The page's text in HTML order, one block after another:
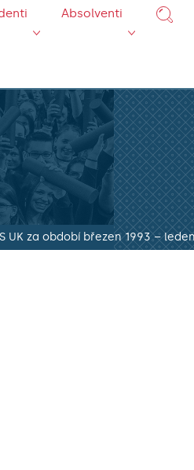
Absolventi
UK za období březen 1993 –